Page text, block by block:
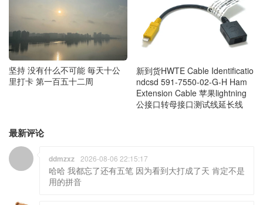
坚持 没有什么不可能 毎天十公
里打卡 第一百五十二周
新到货HWTE Cable Identificatio
ndcsd 591-7550-02-G-H Ham
Extension Cable 苹果lightning
公接口转母接口测试线延长线
最新评论
ddmzxz 2026-08-06 22:15:17
哈哈 我都忘了还有五笔 因为看到大打成了天 肯定不是
用的拼音